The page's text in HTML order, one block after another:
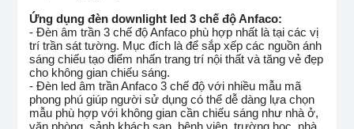
Ứng dụng đèn downlight led 3 chế độ Anfaco:
- Đèn âm trần 3 chế độ Anfaco phù hợp nhất là tại các vị
trí trần sát tường. Mục đích là để sắp xếp các nguồn ánh
sáng chiếu tạo điểm nhấn trang trí nội thất và tăng vẻ đẹp
cho không gian chiếu sáng.
- Đèn led âm trần Anfaco 3 chế độ với nhiều mẫu mã
phong phú giúp người sử dụng có thể dễ dàng lựa chọn
mẫu phù hợp với không gian cần chiếu sáng như nhà ở,